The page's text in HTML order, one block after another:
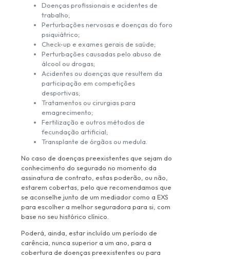
Doenças profissionais e acidentes de
trabalho;
Perturbações nervosas e doenças do foro
psiquiátrico;
Check-up e exames gerais de saúde;
Perturbações causadas pelo abuso de
álcool ou drogas;
Acidentes ou doenças que resultem da
participação em competições
desportivas;
Tratamentos ou cirurgias para
emagrecimento;
Fertilização e outros métodos de
fecundação artificial;
Transplante de órgãos ou medula.
No caso de doenças preexistentes que sejam do
conhecimento do segurado no momento da
assinatura de contrato, estas poderão, ou não,
estarem cobertas, pelo que recomendamos que
se aconselhe junto de um mediador como a EXS
para escolher a melhor seguradora para si, com
base no seu histórico clínico.
Poderá, ainda, estar incluído um período de
carência, nunca superior a um ano, para a
cobertura de doenças preexistentes ou para